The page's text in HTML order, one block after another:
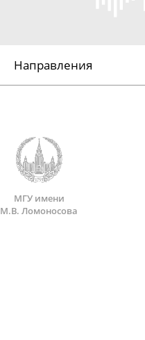
Направления
МГУ имени
М.В. Ломоносова